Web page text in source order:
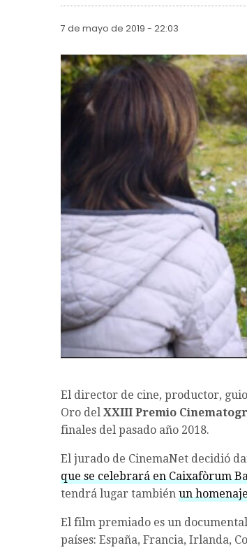
7 de mayo de 2019 - 22:03
El director de cine, productor,
Oro del XXIII Premio
finales del pasado año 2018.
El jurado de CinemaNet decidió
que se celebrará en Caixafòrum
tendrá lugar también un
El film premiado es un
países: España, Francia, Irlanda,